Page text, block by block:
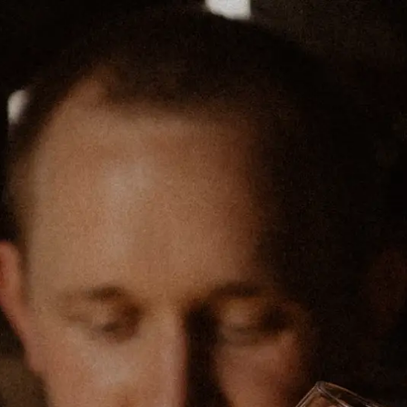
Panneau de gestion des cookies